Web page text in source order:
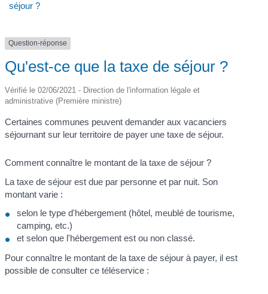
séjour ?
Question-réponse
Qu'est-ce que la taxe de séjour ?
Vérifié le 02/06/2021 - Direction de l'information légale et
administrative (Première ministre)
Certaines communes peuvent demander aux vacanciers
séjournant sur leur territoire de payer une taxe de séjour.
Comment connaître le montant de la taxe de séjour ?
La taxe de séjour est due par personne et par nuit. Son
montant varie :
selon le type d'hébergement (hôtel, meublé de tourisme,
camping, etc.)
et selon que l'hébergement est ou non classé.
Pour connaître le montant de la taxe de séjour à payer, il est
possible de consulter ce téléservice :